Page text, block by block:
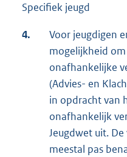
Specifiek jeugd
4.
Voor jeugdigen
mogelijkheid
onafhankelijke
(Advies- en
in opdracht van
onafhankelijk
Jeugdwet uit.
meestal pas